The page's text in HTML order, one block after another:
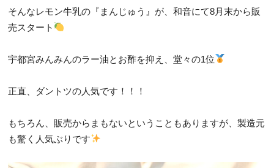
そんなレモン牛乳の『まんじゅう』が、和音にて8月末から販
売スタート
宇都宮みんみんのラー油とお酢を抑え、堂々の1位
正直、ダントツの人気です！！！
もちろん、販売からまもないということもありますが、製造元
も驚く人気ぶりです